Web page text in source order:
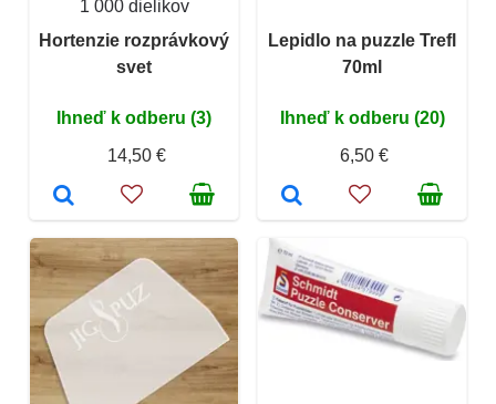
1 000 dielikov
Hortenzie rozprávkový
svet
Ihneď k odberu (3)
14,50 €
Lepidlo na puzzle Trefl
70ml
Ihneď k odberu (20)
6,50 €